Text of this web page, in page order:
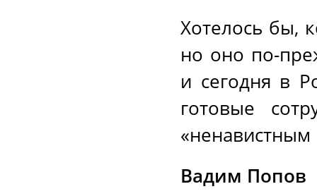
Хотелось бы,
но оно по-
и сегодня в
готовые
Вадим Попов